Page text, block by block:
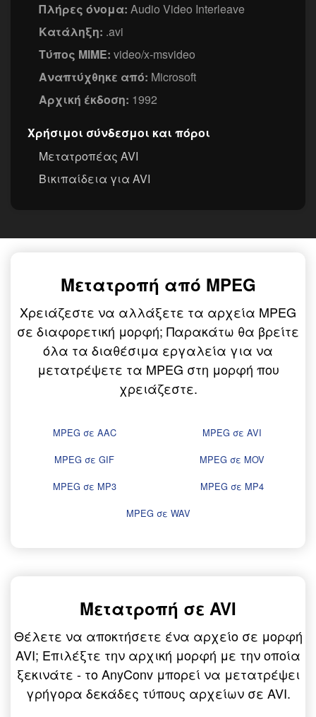
Πλήρες όνομα: Audio Video Interleave
Κατάληξη: .avi
Τύπος MIME: video/x-msvideo
Αναπτύχθηκε από: Microsoft
Αρχική έκδοση: 1992
Χρήσιμοι σύνδεσμοι και πόροι
Μετατροπέας AVI
Βικιπαίδεια για AVI
Μετατροπή από MPEG
Χρειάζεστε να αλλάξετε τα αρχεία MPEG
σε διαφορετική μορφή; Παρακάτω θα βρείτε
όλα τα διαθέσιμα εργαλεία για να
μετατρέψετε τα MPEG στη μορφή που
χρειάζεστε.
MPEG σε AAC
MPEG σε AVI
MPEG σε GIF
MPEG σε MOV
MPEG σε MP3
MPEG σε MP4
MPEG σε WAV
Μετατροπή σε AVI
Θέλετε να αποκτήσετε ένα αρχείο σε μορφή
AVI; Επιλέξτε την αρχική μορφή με την οποία
ξεκινάτε - το AnyConv μπορεί να μετατρέψει
γρήγορα δεκάδες τύπους αρχείων σε AVI.